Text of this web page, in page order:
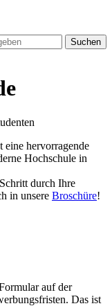
Suchen
eine hervorragende
Hochschule in
durch Ihre
in unsere Broschüre!
auf der
Das ist